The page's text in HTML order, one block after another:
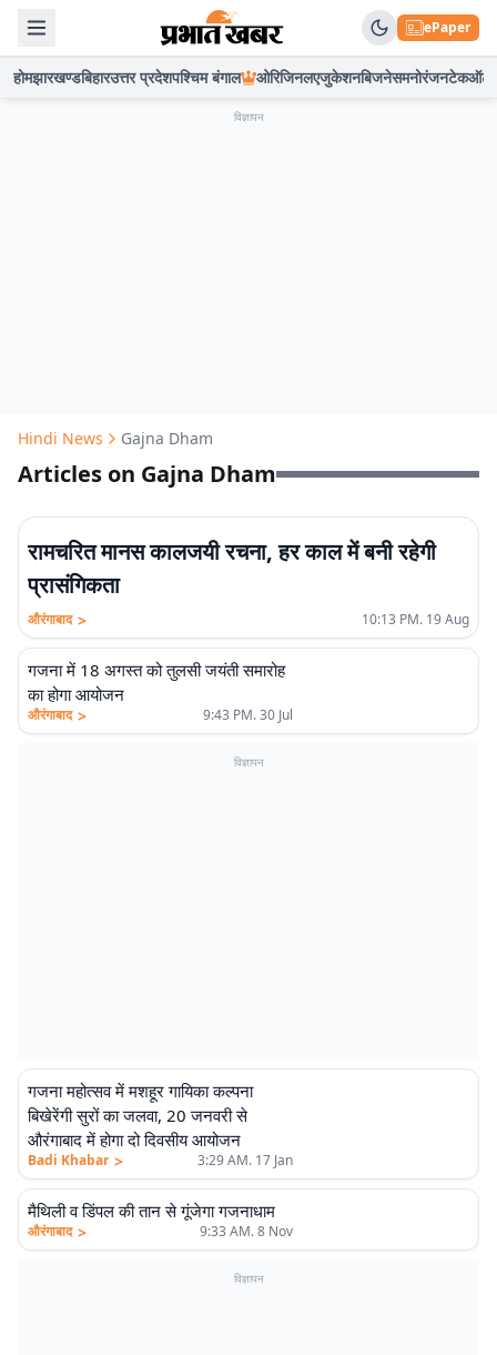
ePaper
होमझारखण्डबिहारउत्तर प्रदेशपश्चिम बंगाल ओरिजिनलएजुकेशनबिजनेसमनोरंजनटेकऑटो
विज्ञापन
Hindi News Gajna Dham
Articles on Gajna Dham
रामचरित मानस कालजयी रचना, हर काल में बनी रहेगी
प्रासंगिकता
औरंगाबाद > 10:13 PM. 19 Aug
गजना में 18 अगस्त को तुलसी जयंती समारोह
का होगा आयोजन
औरंगाबाद > 9:43 PM. 30 Jul
विज्ञापन
गजना महोत्सव में मशहूर गायिका कल्पना
बिखेरेंगी सुरों का जलवा, 20 जनवरी से
औरंगाबाद में होगा दो दिवसीय आयोजन
Badi Khabar > 3:29 AM. 17 Jan
मैथिली व डिंपल की तान से गूंजेगा गजनाधाम
औरंगाबाद > 9:33 AM. 8 Nov
विज्ञापन